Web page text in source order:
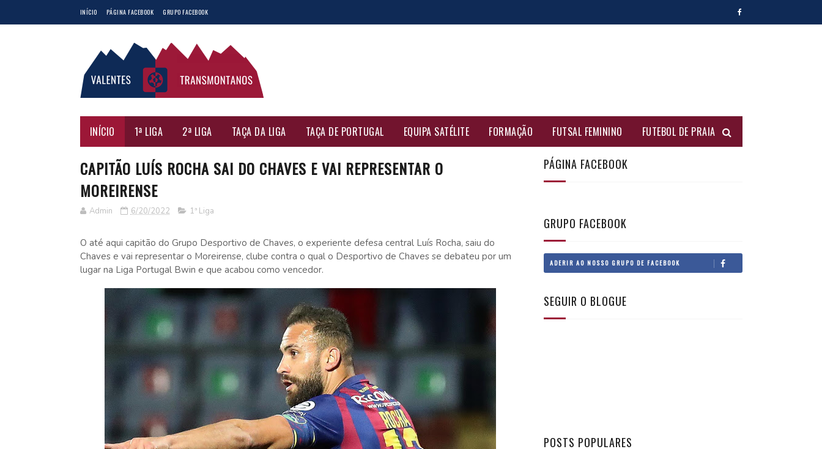
INÍCIO PÁGINA FACEBOOK GRUPO FACEBOOK
INÍCIO 1ª LIGA 2ª LIGA TAÇA DA LIGA TAÇA DE PORTUGAL EQUIPA SATÉLITE FORMAÇÃO FUTSAL FEMININO FUTEBOL DE PRAIA
CAPITÃO LUÍS ROCHA SAI DO CHAVES E VAI REPRESENTAR O
MOREIRENSE
Admin 6/20/2022 1ª Liga
O até aqui capitão do Grupo Desportivo de Chaves, o experiente defesa central Luís Rocha, saiu do
Chaves e vai representar o Moreirense, clube contra o qual o Desportivo de Chaves se debateu por um
lugar na Liga Portugal Bwin e que acabou como vencedor.
PÁGINA FACEBOOK
GRUPO FACEBOOK
ADERIR AO NOSSO GRUPO DE FACEBOOK
SEGUIR O BLOGUE
POSTS POPULARES